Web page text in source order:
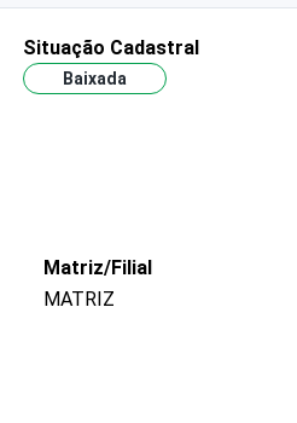
Situação Cadastral
Baixada
Matriz/Filial
MATRIZ